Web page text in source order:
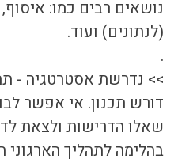
נושאים רבים כמו:
(לנתונים) ועוד.
.
>> נדרשת אסטרטגיה -
דורש תכנון. אי אפשר
שאלו הדרישות ולצאת
בהלימה לתהליך הארגוני